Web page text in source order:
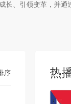
长、引领变革，并通
序 热